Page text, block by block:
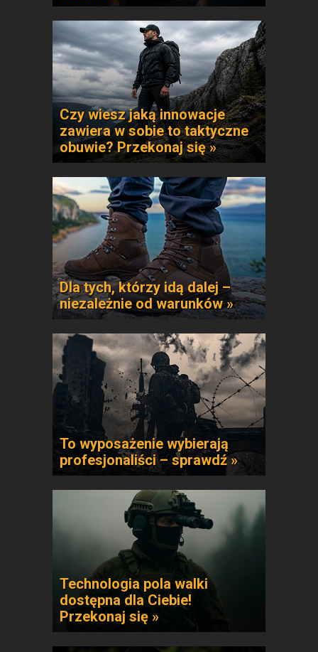
Czy wiesz jaką innowacje
zawiera w sobie to taktyczne
obuwie? Przekonaj się »
Dla tych, którzy idą dalej –
niezależnie od warunków »
To wyposażenie wybierają
profesjonaliści – sprawdź »
Technologia pola walki
dostępna dla Ciebie!
Przekonaj się »